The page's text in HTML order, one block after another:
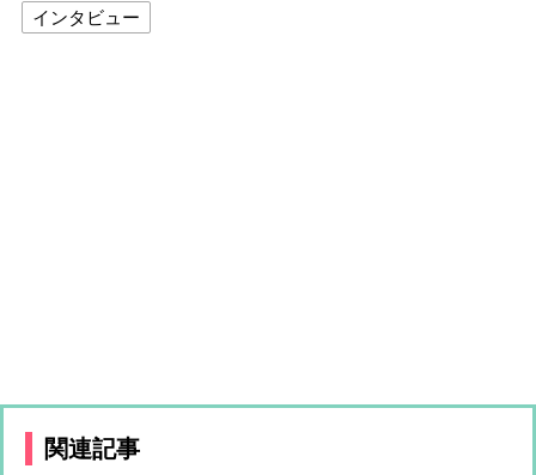
インタビュー
関連記事